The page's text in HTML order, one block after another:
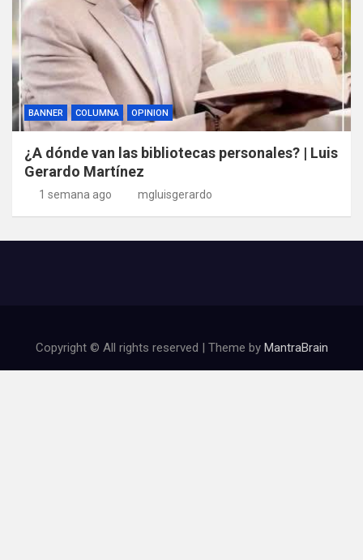
BANNER COLUMNA OPINION
¿A dónde van las bibliotecas personales? | Luis
Gerardo Martínez
1 semana ago mgluisgerardo
Copyright © All rights reserved | Theme by MantraBrain